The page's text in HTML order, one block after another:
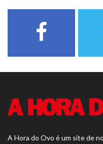
A Hora do Ovo é um site de